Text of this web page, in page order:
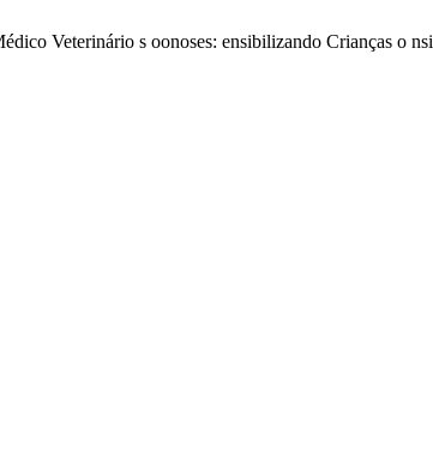
Veterinário s oonoses: ensibilizando Crianças o